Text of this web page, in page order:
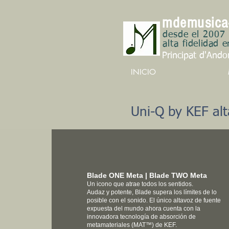
Principat
desde el 2007
alta fidelidad
md
INICIO
Uni-Q by KEF
Blade ONE Meta | Blade TWO Meta
Un icono que atrae todos los sentidos.
Audaz y potente, Blade supera los límites de lo
posible con el sonido. El único altavoz de fuente
expuesta del mundo ahora cuenta con la
innovadora tecnología de absorción de
metamateriales (MAT™) de KEF.